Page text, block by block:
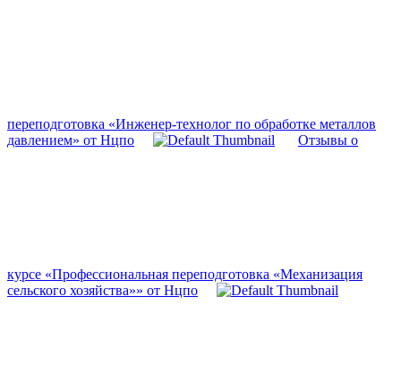
переподготовка «Инженер-технолог по обработке металлов
давлением» от Нцпо
Отзывы о
курсе «Профессиональная переподготовка «Механизация
сельского хозяйства»» от Нцпо